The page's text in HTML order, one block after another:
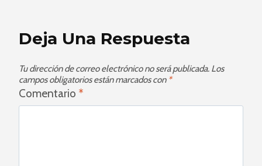
Deja Una Respuesta
Tu dirección de correo electrónico no será publicada. Los
campos obligatorios están marcados con *
Comentario *